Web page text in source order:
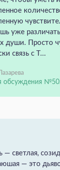
уже
души. Просто
связь с Т...
обсуждения
— светлая,
— это